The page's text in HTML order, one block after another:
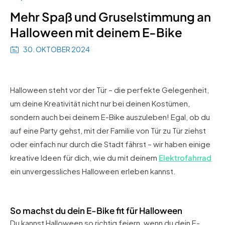
Mehr Spaß und Gruselstimmung an
Halloween mit deinem E-Bike
30. OKTOBER 2024
Halloween steht vor der Tür – die perfekte Gelegenheit,
um deine Kreativität nicht nur bei deinen Kostümen,
sondern auch bei deinem E-Bike auszuleben! Egal, ob du
auf eine Party gehst, mit der Familie von Tür zu Tür ziehst
oder einfach nur durch die Stadt fährst – wir haben einige
kreative Ideen für dich, wie du mit deinem Elektrofahrrad
ein unvergessliches Halloween erleben kannst.
So machst du dein E-Bike fit für Halloween
Du kannst Halloween so richtig feiern, wenn du dein E-